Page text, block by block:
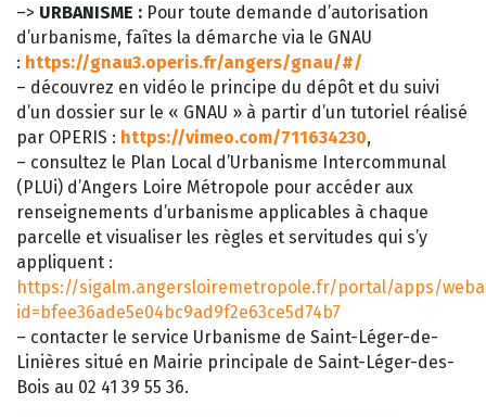
–> URBANISME : Pour toute demande d’autorisation
d’urbanisme, faîtes la démarche via le GNAU
: https://gnau3.operis.fr/angers/gnau/#/
– découvrez en vidéo le principe du dépôt et du suivi
d’un dossier sur le « GNAU » à partir d’un tutoriel réalisé
par OPERIS : https://vimeo.com/711634230,
– consultez le Plan Local d’Urbanisme Intercommunal
(PLUi) d’Angers Loire Métropole pour accéder aux
renseignements d’urbanisme applicables à chaque
parcelle et visualiser les règles et servitudes qui s’y
appliquent :
https://sigalm.angersloiremetropole.fr/portal/apps/
id=bfee36ade5e04bc9ad9f2e63ce5d74b7
– contacter le service Urbanisme de Saint-Léger-de-
Linières situé en Mairie principale de Saint-Léger-des-
Bois au 02 41 39 55 36.